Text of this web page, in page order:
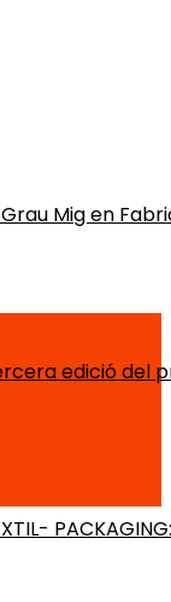
Mig en
edició del